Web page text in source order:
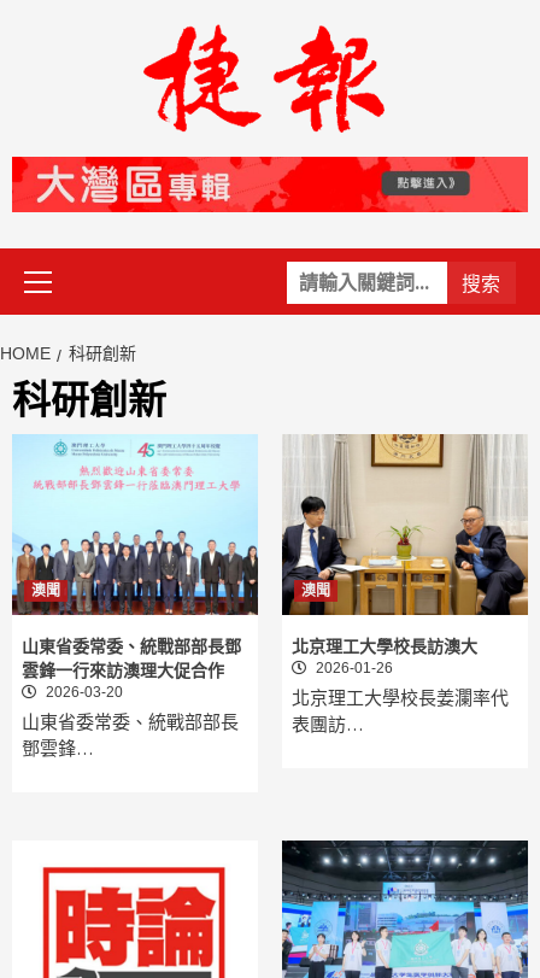
關
鍵
Primary
Menu
HOME 科研創新
科研創新
澳聞
山東省委常委、統戰部部長鄧
雲鋒一行來訪澳理大促合作
2026-03-20
山東省委常委、統戰部部長
鄧雲鋒…
澳聞
北京理工大學校長訪澳大
2026-01-26
北京理工大學校長姜瀾率代
表團訪…